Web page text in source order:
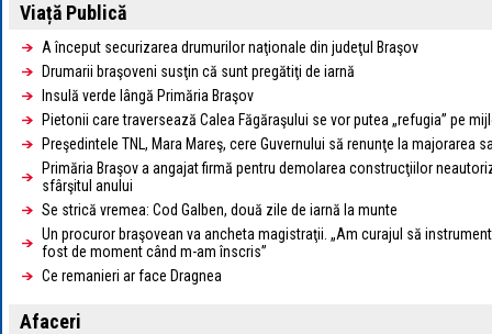
Viață Publică
A început securizarea drumurilor naţionale din judeţul Braşov
Drumarii braşoveni susţin că sunt pregătiţi de iarnă
Insulă verde lângă Primăria Braşov
Pietonii care traversează Calea Făgăraşului se vor putea „refugia” pe
Preşedintele TNL, Mara Mareş, cere Guvernului să renunţe la majorarea
Primăria Braşov a angajat firmă pentru demolarea construcţiilor
sfârşitul anului
Se strică vremea: Cod Galben, două zile de iarnă la munte
Un procuror braşovean va ancheta magistraţii. „Am curajul să
fost de moment când m-am înscris”
Ce remanieri ar face Dragnea
Afaceri